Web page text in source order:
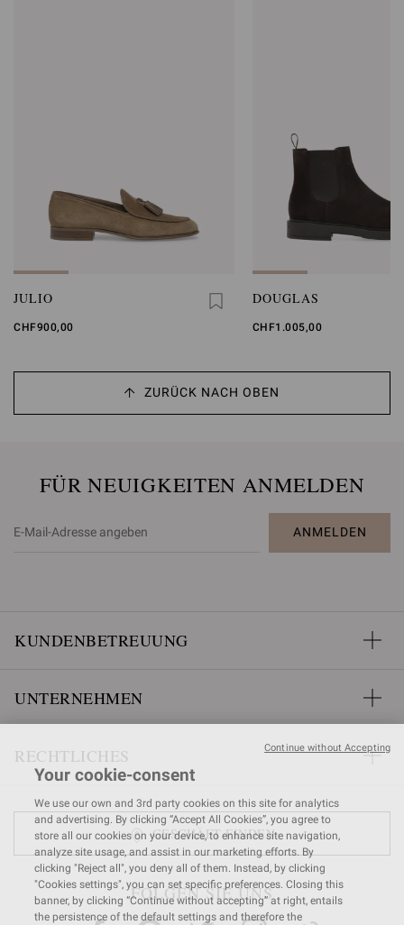
JULIO
CHF900,00
DOUGLAS
CHF1.005,00
ZURÜCK NACH OBEN
FÜR NEUIGKEITEN ANMELDEN
ANMELDEN
KUNDENBETREUUNG
UNTERNEHMEN
RECHTLICHES
GESCHÄFT FINDEN
FOLGEN SIE UNS
Your cookie-consent
We use our own and 3rd party cookies on this site for analytics
and advertising. By clicking “Accept All Cookies”, you agree to
store all our cookies on your device, to enhance site navigation,
analyze site usage, and assist in our marketing efforts. By
clicking "Reject all", you deny all of them. Instead, by clicking
"Cookies settings", you can set specific preferences. Closing this
banner, by clicking “Continue without accepting” at right, entails
the persistence of the default settings and therefore the
Continue without Accepting